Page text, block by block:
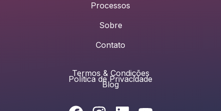
Processos
Sobre
Contato
Termos & Condições
Política de Privacidade
Blog